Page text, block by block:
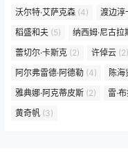
沃尔特·艾萨克森 (4) 渡边淳
稻盛和夫 (5) 纳西姆·尼古拉
蕾切尔·卡斯克 (2) 许倬云 (2)
阿尔弗雷德·阿德勒 (4) 陈海
雅典娜·阿克蒂皮斯 (2) 雷·
黄奇帆 (3)